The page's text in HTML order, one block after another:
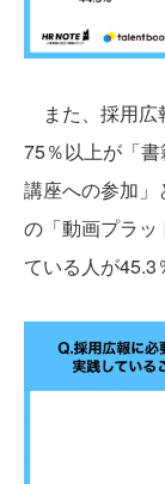
また、採用広
75％以上が「
講座への参加
の「動画プラッ
ている人が45.3